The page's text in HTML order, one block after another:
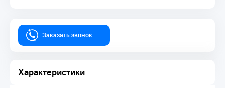
Заказать звонок
Характеристики